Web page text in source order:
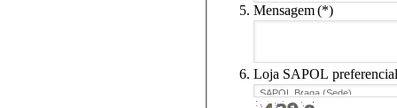
Mensagem(*)
Loja SAPOL preferencial